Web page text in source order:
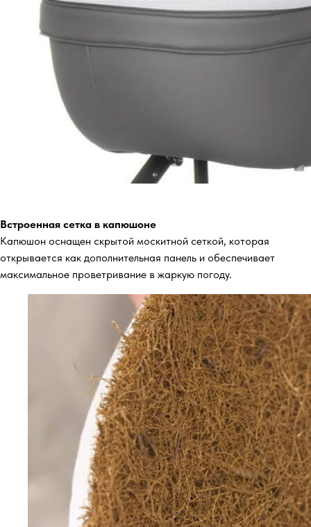
Встроенная сетка в капюшоне
Капюшон оснащен скрытой москитной сеткой, которая
открывается как дополнительная панель и обеспечивает
максимальное проветривание в жаркую погоду.